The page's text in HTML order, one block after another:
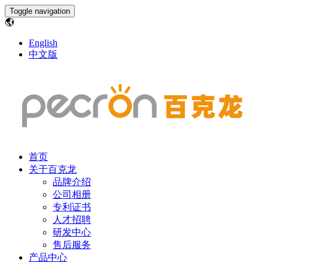
Toggle navigation
English
中文版
首页
关于百克龙
品牌介绍
公司相册
专利证书
人才招聘
研发中心
售后服务
产品中心